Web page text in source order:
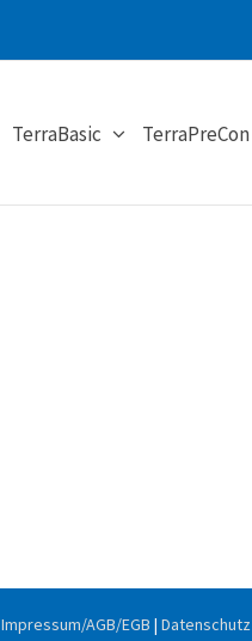
TerraBasic TerraPreCon
Impressum/AGB/EGB | Datenschutz